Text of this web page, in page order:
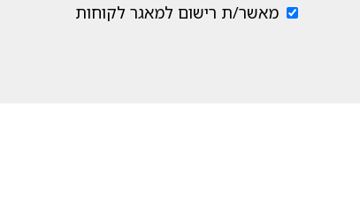
מאשר/ת רישום למאגר לקוחות